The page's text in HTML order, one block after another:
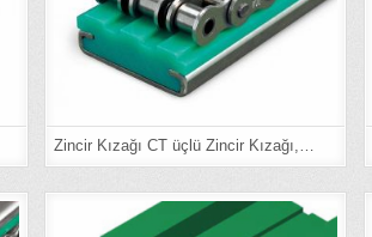
Zincir Kızağı CT üçlü Zincir Kızağı,…